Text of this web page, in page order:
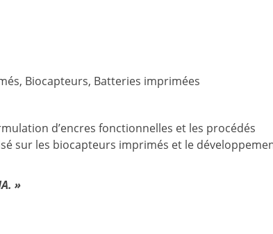
Biocapteurs, Batteries imprimées
d’encres fonctionnelles et les procédés
sur les biocapteurs imprimés et le
»